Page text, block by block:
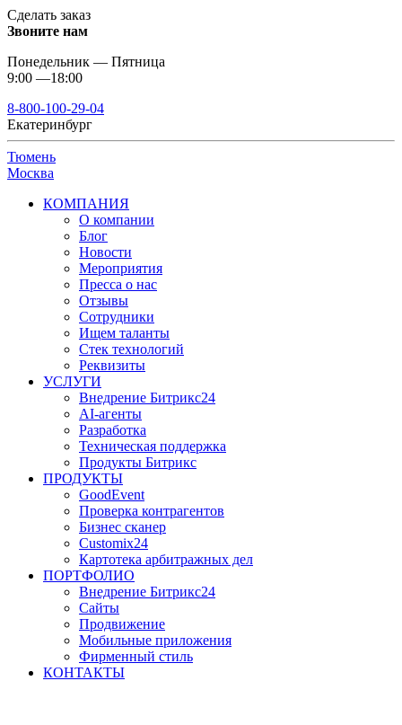
Сделать заказ
Звоните нам
Понедельник — Пятница
9:00 —18:00
8-800-100-29-04
Екатеринбург
Тюмень
Москва
КОМПАНИЯ
О компании
Блог
Новости
Мероприятия
Пресса о нас
Отзывы
Сотрудники
Ищем таланты
Стек технологий
Реквизиты
УСЛУГИ
Внедрение Битрикс24
AI-агенты
Разработка
Техническая поддержка
Продукты Битрикс
ПРОДУКТЫ
GoodEvent
Проверка контрагентов
Бизнес сканер
Customix24
Картотека арбитражных дел
ПОРТФОЛИО
Внедрение Битрикс24
Сайты
Продвижение
Мобильные приложения
Фирменный стиль
КОНТАКТЫ